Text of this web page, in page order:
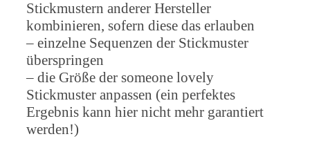
Stickmustern anderer Hersteller
kombinieren, sofern diese das erlauben
– einzelne Sequenzen der Stickmuster
überspringen
– die Größe der someone lovely
Stickmuster anpassen (ein perfektes
Ergebnis kann hier nicht mehr garantiert
werden!)